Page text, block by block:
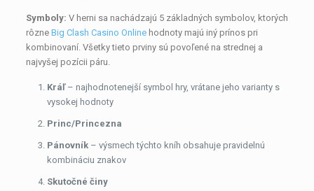
Symboly: V herni sa nachádzajú 5 základných symbolov, ktorých
rôzne Big Clash Casino Onlinehodnoty majú iný prínos pri
kombinovaní. Všetky tieto prviny sú povoľené na strednej a
najvyšej pozícii páru.
Kráľ – najhodnotenejší symbol hry, vrátane jeho varianty s
vysokej hodnoty
Princ/Princezna
Pánovník – výsmech týchto kníh obsahuje pravidelnú
kombináciu znakov
Skutočné činy